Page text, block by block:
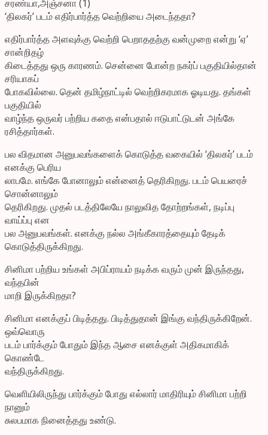
‘திலகர்’ படம் எதிர்பார்த்த வெற்றியை அடைந்ததா?
எதிர்பார்த்த அளவுக்கு வெற்றி பெறாததற்கு வன்முறை என்று ‘ஏ’
சான்றிதழ்
கிடைத்தது ஒரு காரணம். சென்னை போன்ற நகர்ப் பகுதியில்தான்
சரியாகப்
போகவில்லை. தென் தமிழ்நாட்டில் வெற்றிகரமாக ஓடியது. தங்கள்
பகுதியில்
வாழ்ந்த ஒருவர் பற்றிய கதை என்பதால் ஈடுபாட்டுடன் அங்கே
ரசித்தார்கள்.
பல விதமான அனுபவங்களைக் கொடுத்த வகையில் ‘திலகர்’ படம்
எனக்கு பெரிய
லாபமே. எங்கே போனாலும் என்னைத் தெரிகிறது. படம் பெயரைச்
சொன்னாலும்
தெரிகிறது. முதல் படத்திலேயே நாலுவித தோற்றங்கள், நடிப்பு
வாய்ப்பு என
பல அனுபவங்கள். எனக்கு நல்ல அங்கீகாரத்தையும் தேடிக்
கொடுத்திருக்கிறது.
சினிமா பற்றிய உங்கள் அபிப்ராயம் நடிக்க வரும் முன் இருந்தது,
வந்தபின்
மாறி இருக்கிறதா?
சினிமா எனக்குப் பிடித்தது. பிடித்துதான் இங்கு வந்திருக்கிறேன்.
ஒவ்வொரு
படம் பார்க்கும் போதும் இந்த ஆசை எனக்குள் அதிகமாகிக்
கொண்டே
வந்திருக்கிறது.
வெளியிலிருந்து பார்க்கும் போது எல்லார் மாதிரியும் சினிமா பற்றி
நானும்
சுலபமாக நினைத்தது உண்டு.